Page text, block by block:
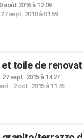
août 2016 à 12:09
27 sept. 2018 à 01:59
toile de
27 sept. 2015 à 14:27
- 2 oct. 2015 à 11:45